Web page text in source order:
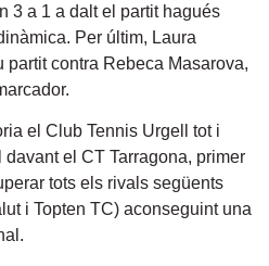
3 a 1 a dalt el partit hagués
Per últim, Laura
partit contra Rebeca Masarova,
el Club Tennis Urgell tot i
el CT Tarragona, primer
tots els rivals següents
i Topten TC) aconseguint una